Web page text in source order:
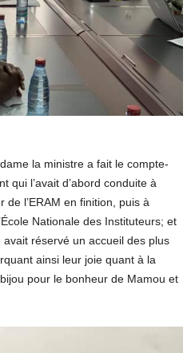
la ministre a fait le compte-
qui l’avait d’abord conduite à
l’ERAM en finition, puis à
Nationale des Instituteurs; et
réservé un accueil des plus
ainsi leur joie quant à la
pour le bonheur de Mamou et